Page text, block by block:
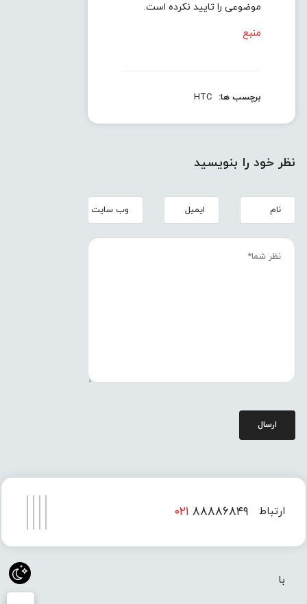
موضوعی را تایید نکرده است.
منبع
برچسب ها: HTC
نظر خود را بنویسید
ارسال
ارتباط
با
۰۲۱ ۸۸۸۸۶۸۴۹